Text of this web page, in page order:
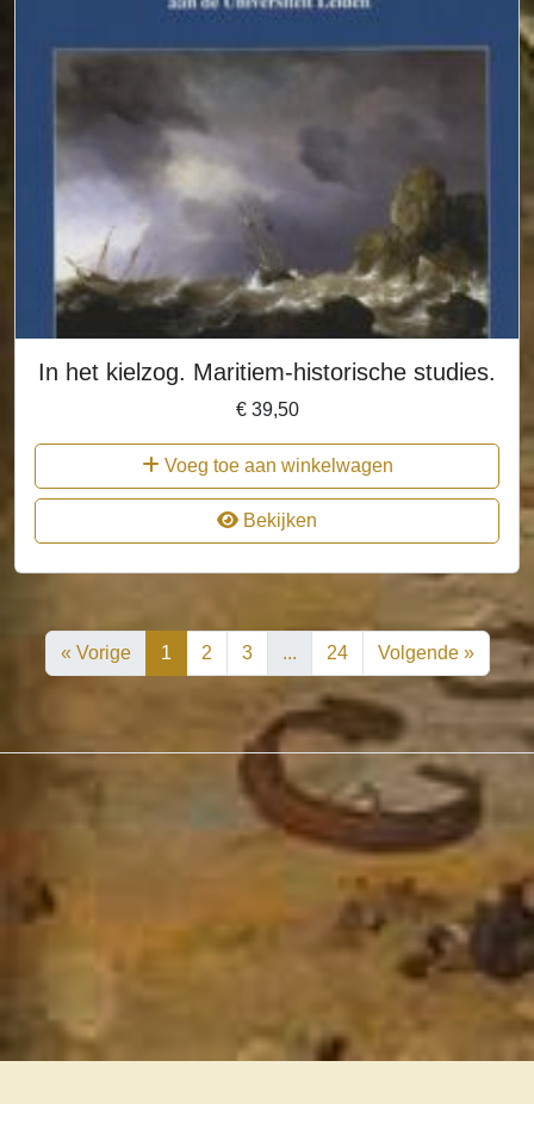
In het kielzog. Maritiem-historische studies.
€39,50
Voeg toe aan winkelwagen
Bekijken
« Vorige 1 2 3 ... 24 Volgende »